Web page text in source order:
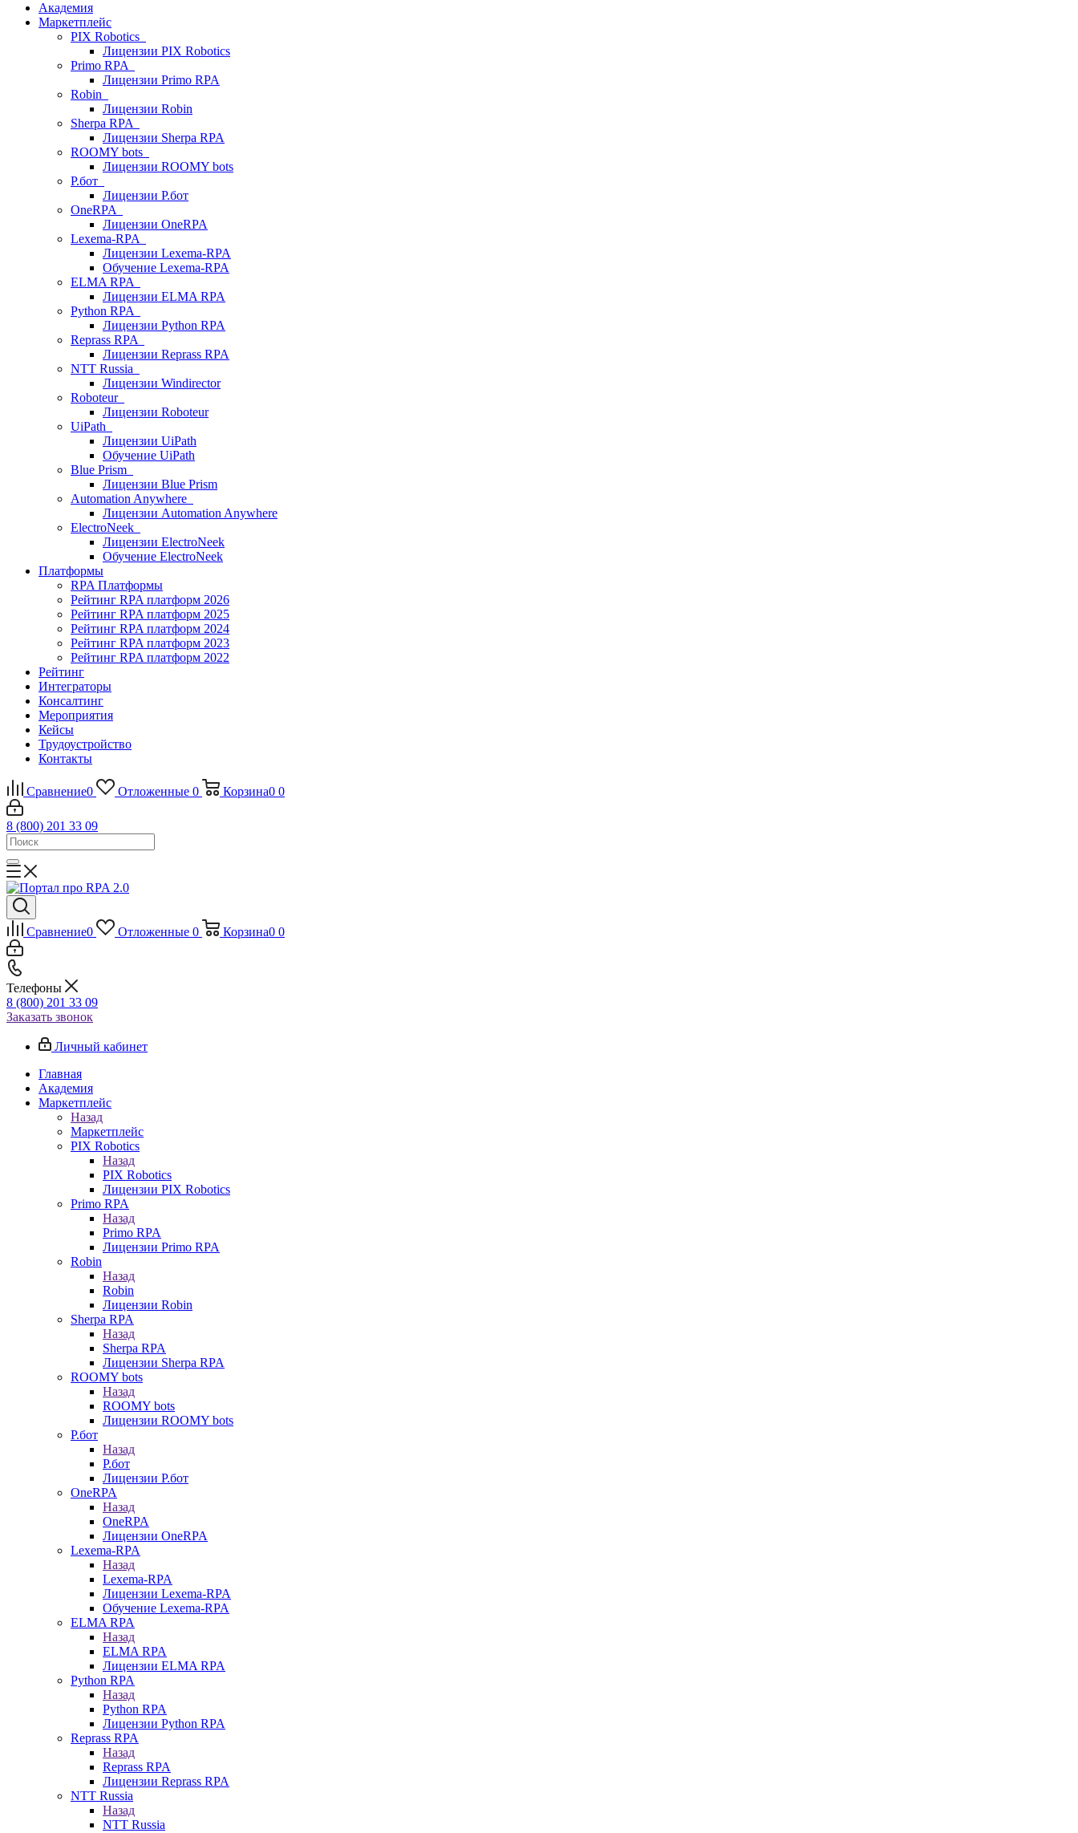
Академия
Маркетплейс
PIX Robotics
Лицензии PIX Robotics
Primo RPA
Лицензии Primo RPA
Robin
Лицензии Robin
Sherpa RPA
Лицензии Sherpa RPA
ROOMY bots
Лицензии ROOMY bots
Р.бот
Лицензии Р.бот
OneRPA
Лицензии OneRPA
Lexema-RPA
Лицензии Lexema-RPA
Обучение Lexema-RPA
ELMA RPA
Лицензии ELMA RPA
Python RPA
Лицензии Python RPA
Reprass RPA
Лицензии Reprass RPA
NTT Russia
Лицензии Windirector
Roboteur
Лицензии Roboteur
UiPath
Лицензии UiPath
Обучение UiPath
Blue Prism
Лицензии Blue Prism
Automation Anywhere
Лицензии Automation Anywhere
ElectroNeek
Лицензии ElectroNeek
Обучение ElectroNeek
Платформы
RPA Платформы
Рейтинг RPA платформ 2026
Рейтинг RPA платформ 2025
Рейтинг RPA платформ 2024
Рейтинг RPA платформ 2023
Рейтинг RPA платформ 2022
Рейтинг
Интеграторы
Консалтинг
Mероприятия
Кейсы
Трудоустройство
Контакты
Сравнение0 Отложенные 0 Корзина0 0
8 (800) 201 33 09
Сравнение0 Отложенные 0 Корзина0 0
Телефоны
8 (800) 201 33 09
Заказать звонок
Личный кабинет
Главная
Академия
Маркетплейс
Назад
Маркетплейс
PIX Robotics
Назад
PIX Robotics
Лицензии PIX Robotics
Primo RPA
Назад
Primo RPA
Лицензии Primo RPA
Robin
Назад
Robin
Лицензии Robin
Sherpa RPA
Назад
Sherpa RPA
Лицензии Sherpa RPA
ROOMY bots
Назад
ROOMY bots
Лицензии ROOMY bots
Р.бот
Назад
Р.бот
Лицензии Р.бот
OneRPA
Назад
OneRPA
Лицензии OneRPA
Lexema-RPA
Назад
Lexema-RPA
Лицензии Lexema-RPA
Обучение Lexema-RPA
ELMA RPA
Назад
ELMA RPA
Лицензии ELMA RPA
Python RPA
Назад
Python RPA
Лицензии Python RPA
Reprass RPA
Назад
Reprass RPA
Лицензии Reprass RPA
NTT Russia
Назад
NTT Russia